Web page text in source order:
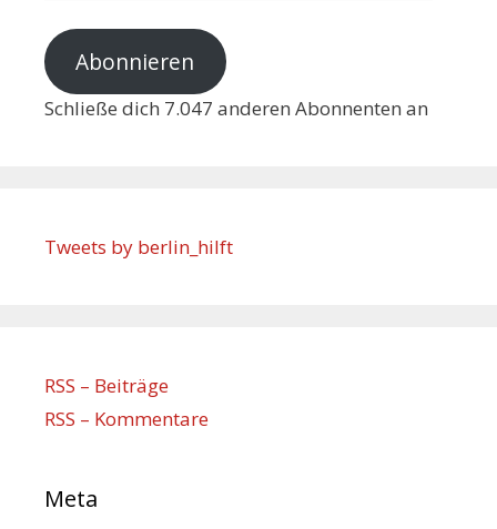
Abonnieren
Schließe dich 7.047 anderen Abonnenten an
Tweets by berlin_hilft
RSS – Beiträge
RSS – Kommentare
Meta